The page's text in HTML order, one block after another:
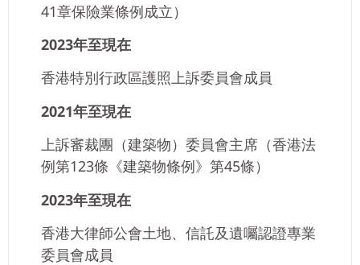
41章保險業條例成立）
2023年至現在
香港特別行政區護照上訴委員會成員
2021年至現在
上訴審裁團（建築物）委員會主席（香港法
例第123條《建築物條例》第45條）
2023年至現在
香港大律師公會土地、信託及遺囑認證專業
委員會成員